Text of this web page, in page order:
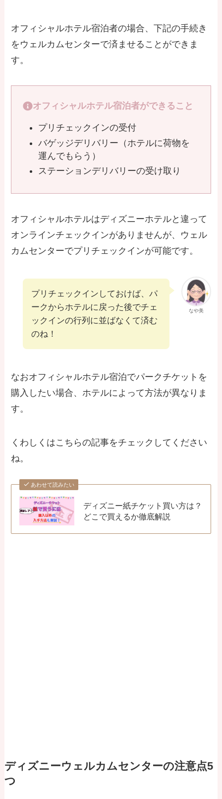
オフィシャルホテル宿泊者の場合、下記の手続き
をウェルカムセンターで済ませることができま
す。
オフィシャルホテル宿泊者ができること
プリチェックインの受付
バゲッジデリバリー（ホテルに荷物を
運んでもらう）
ステーションデリバリーの受け取り
オフィシャルホテルはディズニーホテルと違って
オンラインチェックインがありませんが、ウェル
カムセンターでプリチェックインが可能です。
なや美
プリチェックインしておけば、パ
ークからホテルに戻った後でチェ
ックインの行列に並ばなくて済む
のね！
なおオフィシャルホテル宿泊でパークチケットを
購入したい場合、ホテルによって方法が異なりま
す。
くわしくはこちらの記事をチェックしてください
ね。
あわせて読みたい
ディズニー紙チケット買い方は？
どこで買えるか徹底解説
ディズニーウェルカムセンターの注意点5
つ